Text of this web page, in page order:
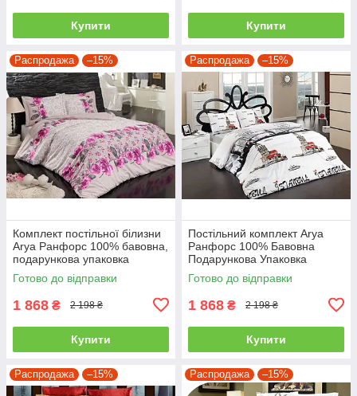
Купити Купити
Распродажа –15%
Комплект постільної білизни
Arya Ранфорс 100% бавовна,
подарункова упаковка
полуторний
Готово до відправки
1 868 ₴ 2 198 ₴
Купити
Распродажа –15%
Постільний комплект Arya
Ранфорс 100% Бавовна
Подарункова Упаковка
полуторний
Готово до відправки
1 868 ₴ 2 198 ₴
Купити
Распродажа –15% Распродажа –15%